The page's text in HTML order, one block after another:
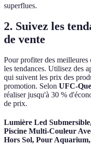
superflues.
2. Suivez les
de vente
Pour profiter des meilleures
les tendances. Utilisez des
qui suivent les prix des
promotion. Selon UFC-
réaliser jusqu'à 30 %
de prix.
Lumière Led
Piscine Multi-Couleur
Hors Sol, Pour